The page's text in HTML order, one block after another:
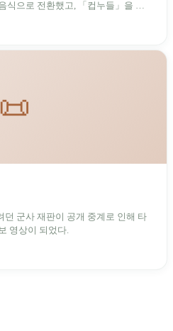
식으로 전환했고, 「컵누들」을 통
바꾸었다. 이 글은 일제하 타이완
📜
던 군사 재판이 공개 중계로 인해 타
영상이 되었다.